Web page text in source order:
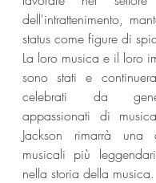
dell'intrattenimento,
status come figure di
La loro musica e il loro
sono stati e
celebrati da
appassionati di
Jackson rimarrà una
musicali più
nella storia della musica.